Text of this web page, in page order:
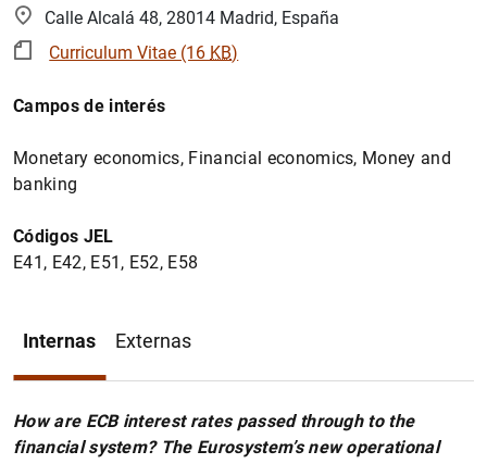
Calle Alcalá 48, 28014 Madrid, España
Curriculum Vitae (16 KB)
Campos de interés
Monetary economics, Financial economics, Money and
banking
Códigos JEL
E41, E42, E51, E52, E58
Internas Externas
How are ECB interest rates passed through to the
financial system? The Eurosystem’s new operational